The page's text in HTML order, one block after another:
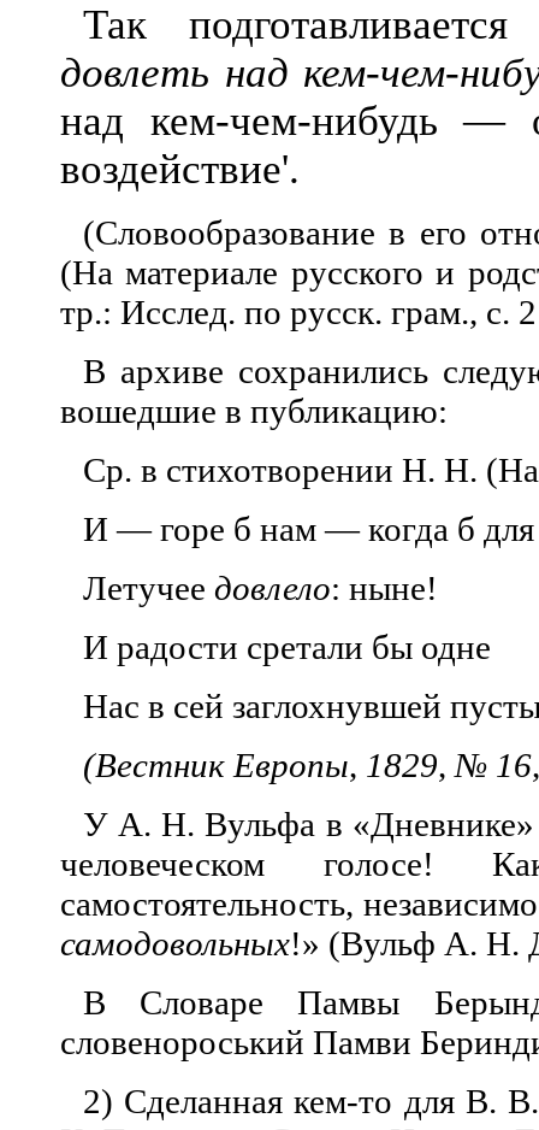
Так
довлеть над кем-чем-
над кем-чем-нибудь —
воздействие'.
(Словообразование в его
(На материале русского и
тр.: Исслед. по русск. грам., с.
В архиве сохранились
вошедшие в публикацию:
Ср. в стихотворении Н. Н.
И — горе б нам — когда б для
Летучее довлело: ныне!
И радости сретали бы одне
Нас в сей заглохнувшей
(Вестник Европы, 1829, № 16
У А. Н. Вульфа в «Дневнике»
человеческом голосе!
самостоятельность,
самодовольных!» (Вульф А. Н.
В Словаре Памвы
словенороський Памви
2) Сделанная кем-то для В.